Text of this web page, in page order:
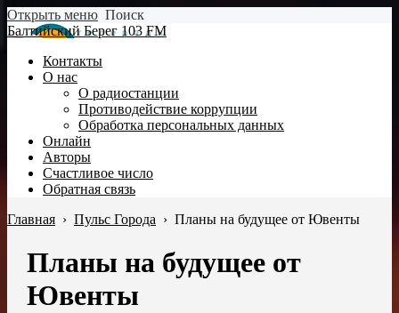
Открыть меню Поиск
Балтийский Берег 103 FM
Контакты
О нас
О радиостанции
Противодействие коррупции
Обработка персональных данных
Онлайн
Авторы
Счастливое число
Обратная связь
Главная › Пульс Города › Планы на будущее от Ювенты
Планы на будущее от
Ювенты